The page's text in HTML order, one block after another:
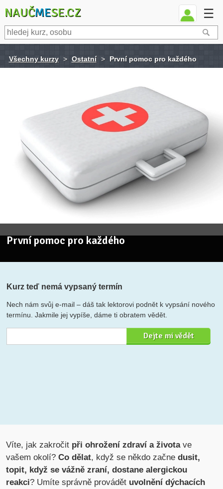
NAUČMESE.CZ ☰
Všechny kurzy > Ostatní > První pomoc pro každého
První pomoc pro každého
Kurz teď nemá vypsaný termín
Nech nám svůj e-mail – dáš tak lektorovi podnět k vypsání nového
termínu. Jakmile jej vypíše, dáme ti obratem vědět.
Víte, jak zakročit při ohrožení zdraví a životave
vašem okolí?Co dělat, když se někdo začnedusit,
topit, když se vážně zraní, dostane alergickou
reakci? Umíte správně provádět uvolnění dýchacích